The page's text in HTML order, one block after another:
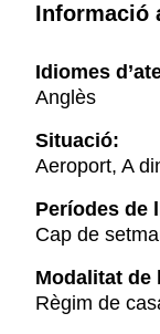
Informació
Idiomes
Anglès
Situació:
Aeroport, A
Períodes de
Cap de
Modalitat de
Règim de